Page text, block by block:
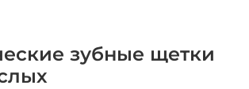
зубные щетки